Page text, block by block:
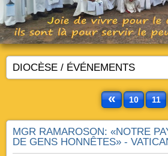
DIOCÈSE / ÉVÉNEMENTS
« 10 11
MGR RAMAROSON: «NOTRE
DE GENS HONNÊTES» -